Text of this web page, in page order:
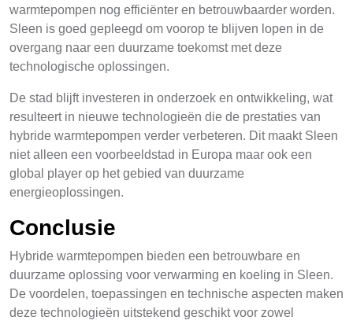
warmtepompen nog efficiënter en betrouwbaarder worden.
Sleen is goed gepleegd om voorop te blijven lopen in de
overgang naar een duurzame toekomst met deze
technologische oplossingen.
De stad blijft investeren in onderzoek en ontwikkeling, wat
resulteert in nieuwe technologieën die de prestaties van
hybride warmtepompen verder verbeteren. Dit maakt Sleen
niet alleen een voorbeeldstad in Europa maar ook een
global player op het gebied van duurzame
energieoplossingen.
Conclusie
Hybride warmtepompen bieden een betrouwbare en
duurzame oplossing voor verwarming en koeling in Sleen.
De voordelen, toepassingen en technische aspecten maken
deze technologieën uitstekend geschikt voor zowel